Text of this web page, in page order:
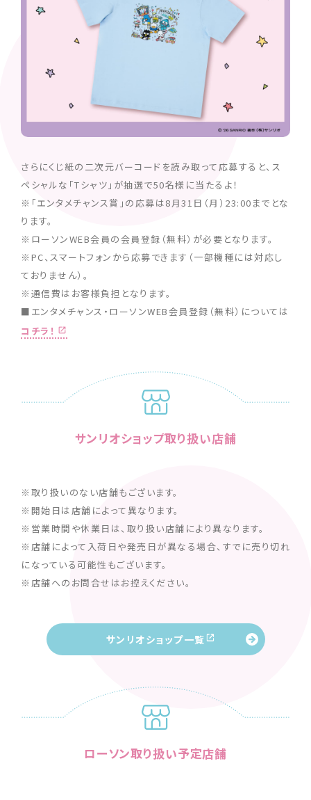
さらにくじ紙の二次元バーコードを読み取って応募すると、ス
ペシャルな「Tシャツ」が抽選で50名様に当たるよ！
※「エンタメチャンス賞」の応募は8月31日（月）23:00までとな
ります。
※ローソンWEB会員の会員登録（無料）が必要となります。
※PC、スマートフォンから応募できます（一部機種には対応し
ておりません）。
※通信費はお客様負担となります。
■エンタメチャンス・ローソンWEB会員登録（無料）については
コチラ！
サンリオショップ取り扱い店舗
※取り扱いのない店舗もございます。
※開始日は店舗によって異なります。
※営業時間や休業日は、取り扱い店舗により異なります。
※店舗によって入荷日や発売日が異なる場合、すでに売り切れ
になっている可能性もございます。
※店舗へのお問合せはお控えください。
サンリオショップ一覧
ローソン取り扱い予定店舗